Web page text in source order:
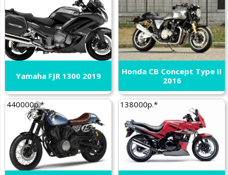
Yamaha FJR 1300 2019
Honda CB Concept Type II
2016
440000р.* 138000р.*